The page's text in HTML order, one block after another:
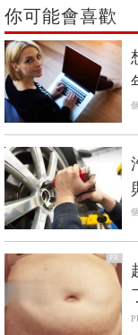
你可能會喜歡
PR